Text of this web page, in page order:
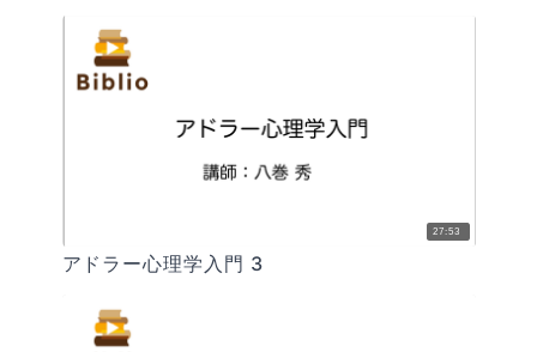
27:53
アドラー心理学入門 3